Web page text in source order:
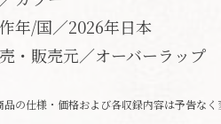
年/国／2026年日本
・販売元／オーバーラップ
の仕様・価格および各収録内容は予告なく